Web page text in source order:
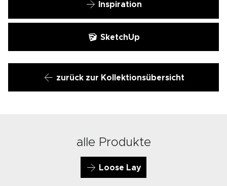
zurück zur Kollektionsübersicht
Inspiration
SketchUp
alle Produkte
Loose Lay